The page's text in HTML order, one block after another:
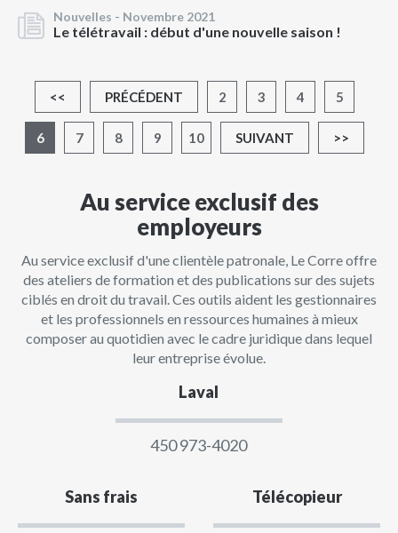
Nouvelles - Novembre 2021
Le télétravail : début d'une nouvelle saison !
<< PRÉCÉDENT 2 3 4 5
6 7 8 9 10 SUIVANT >>
Au service exclusif des
employeurs
Au service exclusif d'une clientèle patronale, Le Corre offre
des ateliers de formation et des publications sur des sujets
ciblés en droit du travail. Ces outils aident les gestionnaires
et les professionnels en ressources humaines à mieux
composer au quotidien avec le cadre juridique dans lequel
leur entreprise évolue.
Laval
450 973-4020
Sans frais Télécopieur